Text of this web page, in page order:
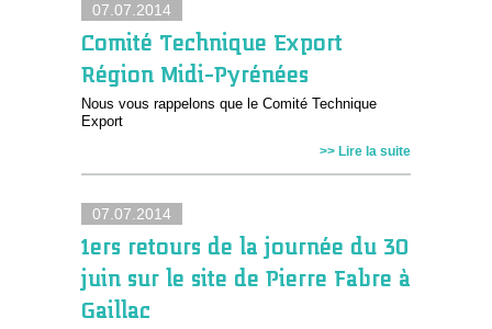
07.07.2014
Comité Technique Export
Région Midi-Pyrénées
Nous vous rappelons que le Comité Technique
Export
>> Lire la suite
07.07.2014
1ers retours de la journée du 30
juin sur le site de Pierre Fabre à
Gaillac